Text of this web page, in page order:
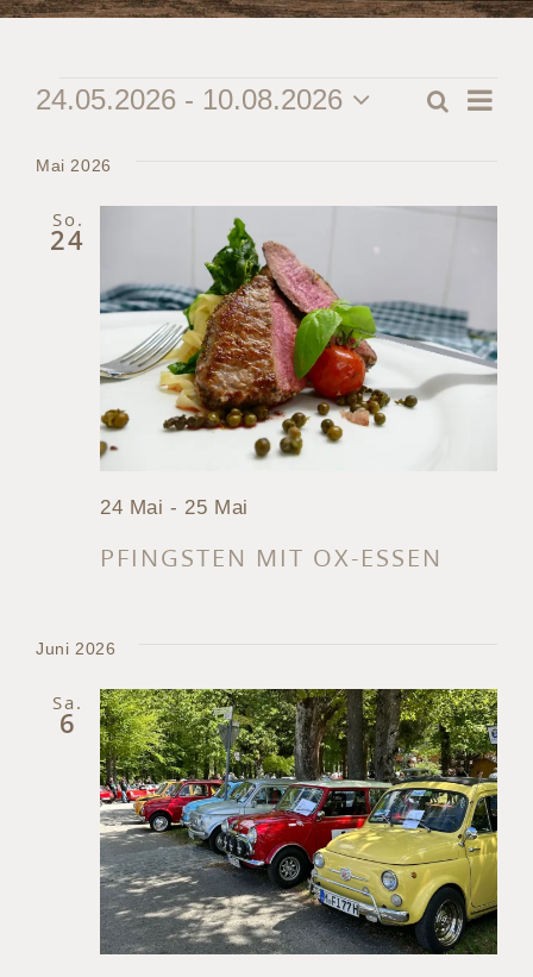
Veranstaltungen
und
Suche
Liste
24.05.2026 - 10.08.2026
wählen.
Mai 2026
So.
24
PFINGSTEN MIT OX-ESSEN
24 Mai - 25 Mai
Juni 2026
Sa.
6